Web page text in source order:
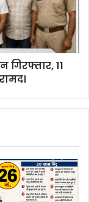
गिरफ्तार, 11